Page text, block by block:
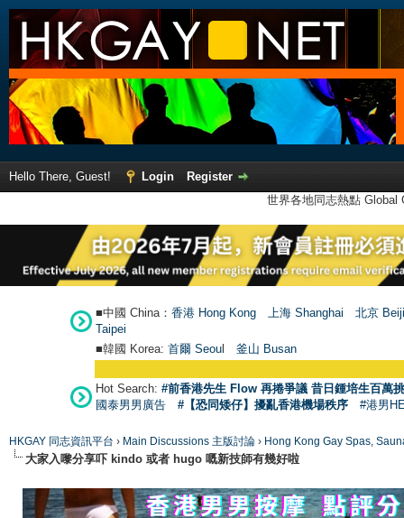
Hello There, Guest! Login
Register
世界各地同志熱點
■中國 China： 香港 Hong Kong 上海 Shanghai
北京
Taipei
■韓國 Korea: 首爾 Seoul 釜山 Busan
Hot Search: #前香港先生 Flow 再捲爭議 昔日鍾培生百萬
國泰男男廣告
#【恐同矮仔】擾亂香港機場秩序 #港男
HKGAY 同志資訊平台 › Main Discussions 主版討論 › Hong Kong Gay Spas,
大家入嚟分享吓 kindo 或者 hugo 嘅新技師有幾好啦